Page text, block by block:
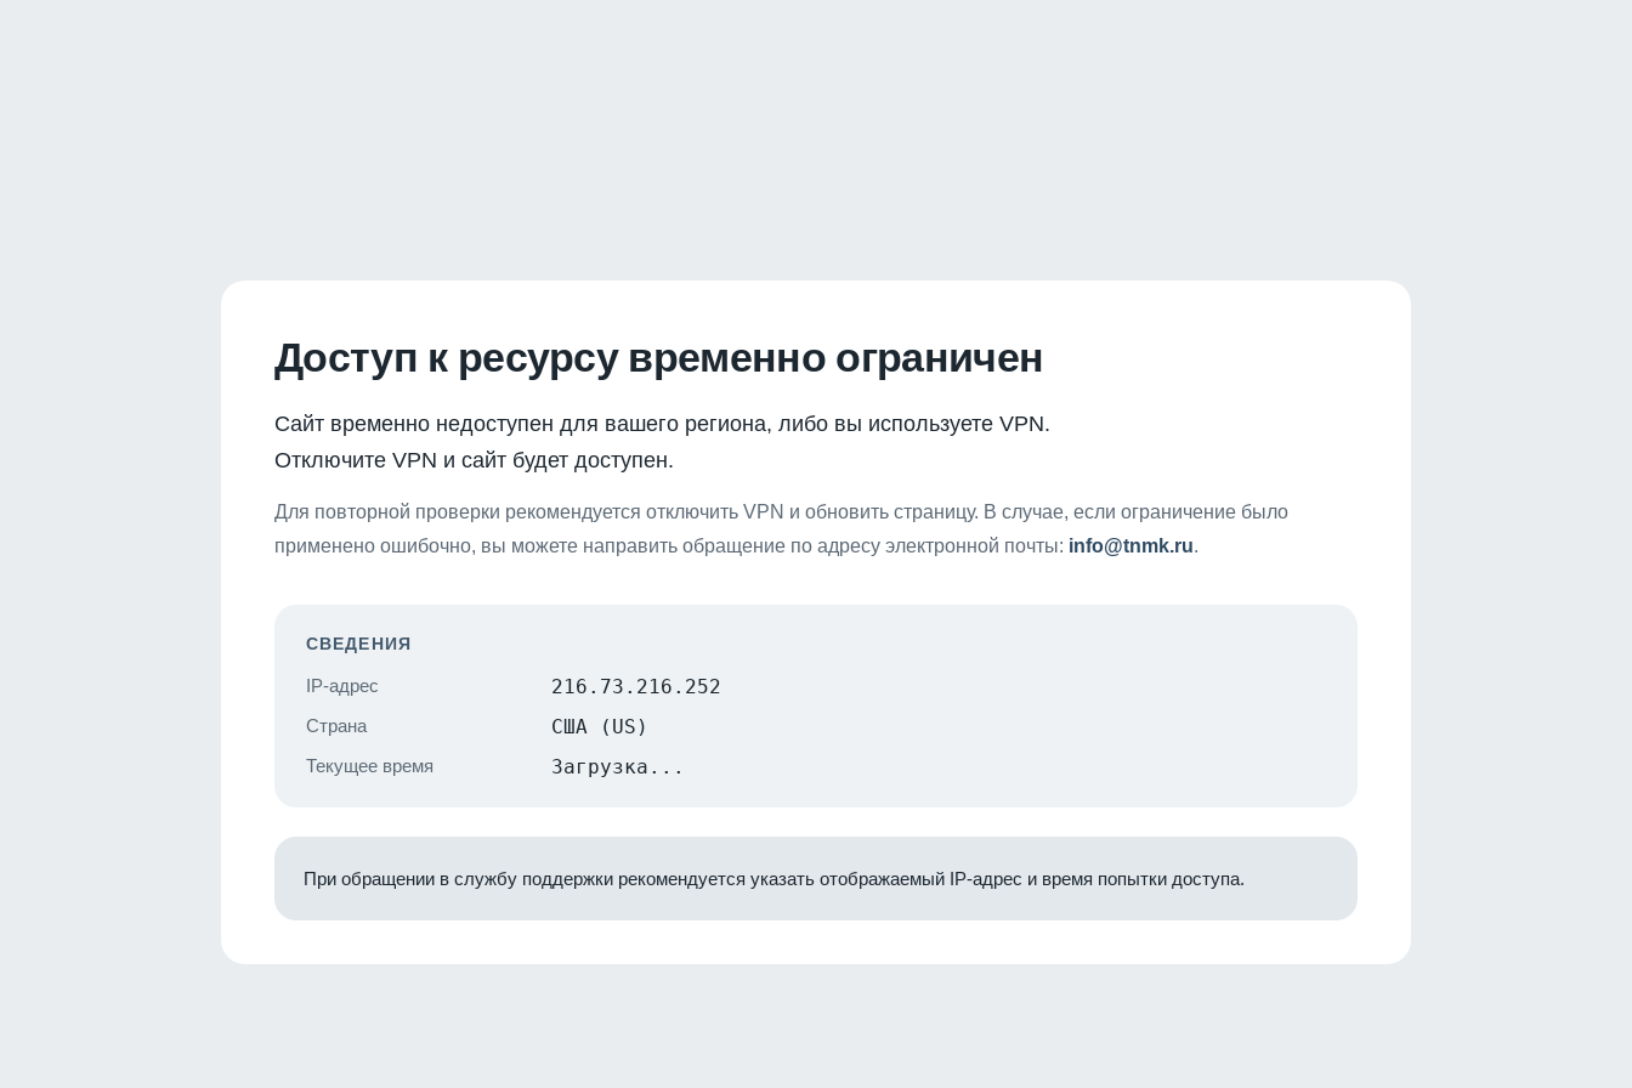
Доступ к ресурсу временно ограничен
Сайт временно недоступен для вашего региона, либо вы используете VPN.
Отключите VPN и сайт будет доступен.
Для повторной проверки рекомендуется отключить VPN и обновить страницу. В случае, если ограничение было
применено ошибочно, вы можете направить обращение по адресу электронной почты: info@tnmk.ru.
СВЕДЕНИЯ
IP-адрес 216.73.216.252
Страна США (US)
Текущее время Загрузка...
При обращении в службу поддержки рекомендуется указать отображаемый IP-адрес и время попытки доступа.